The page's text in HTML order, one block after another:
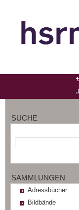
SUCHE
SAMMLUNGEN
Adressbücher
Bildbände